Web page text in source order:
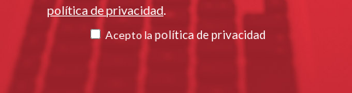
política de privacidad
Acepto la política de privacidad